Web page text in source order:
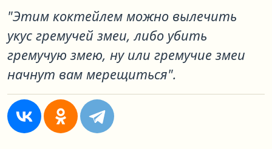
"Этим коктейлем можно вылечить
укус гремучей змеи, либо убить
гремучую змею, ну или гремучие змеи
начнут вам мерещиться".